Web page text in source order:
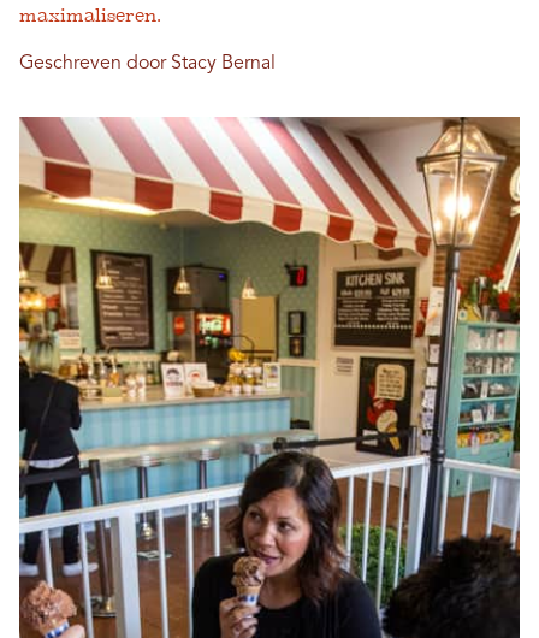
maximaliseren.
Geschreven door Stacy Bernal